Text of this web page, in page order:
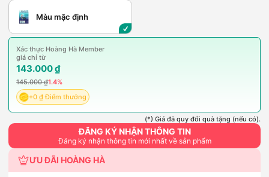
Màu mặc định
Xác thực Hoàng Hà Member
giá chỉ từ
143.000 ₫
145.000 ₫1.4%
+0 ₫ Điểm thưởng
(*) Giá đã quy đổi quà tặng (nếu có).
ĐĂNG KÝ NHẬN THÔNG TIN
Đăng ký nhận thông tin mới nhất về sản phẩm
ƯU ĐÃI HOÀNG HÀ